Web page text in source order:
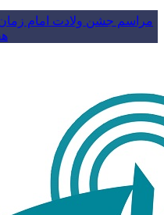
مراسم جشن ولادت امام